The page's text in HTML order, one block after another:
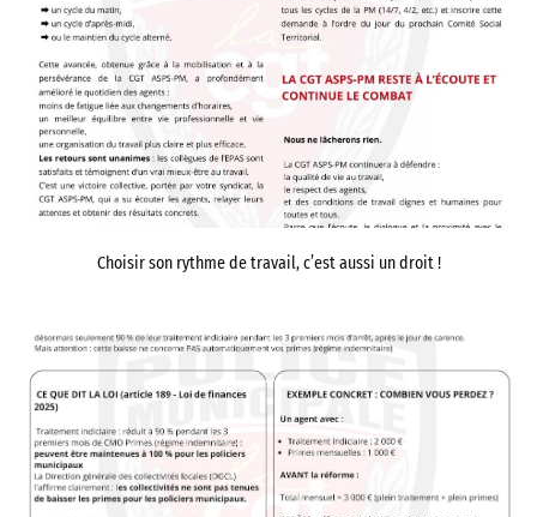
Choisir son rythme de travail, c’est aussi un droit !